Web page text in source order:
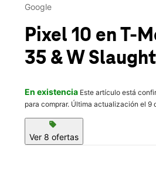
Sáb.:
9300 I-35 Ste A100 Austin, TX
Google
Pixel 10 en T-
35 & W
En existencia Este artículo está
para comprar. Última actualización el 9
sell
Ver 8 ofertas